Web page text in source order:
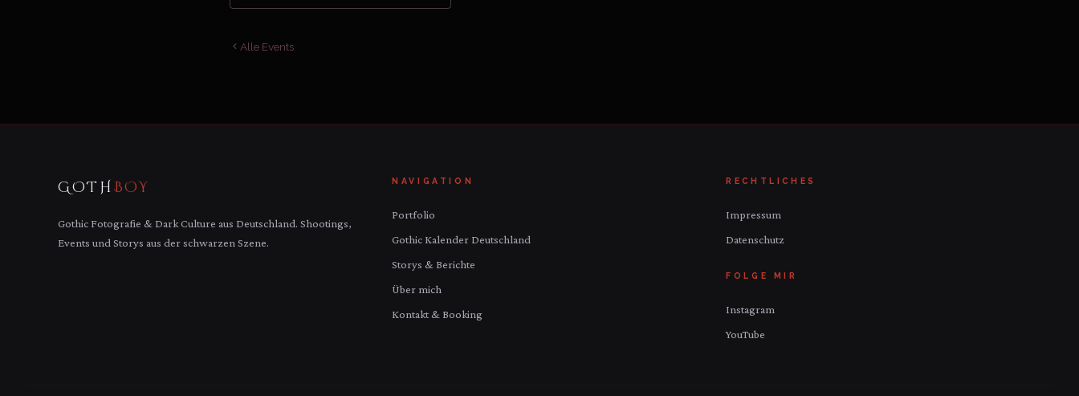
Alle Events
GOTH BOY
Gothic Fotografie & Dark Culture aus Deutschland. Shootings,
Events und Storys aus der schwarzen Szene.
NAVIGATION
Portfolio
Gothic Kalender Deutschland
Storys & Berichte
Über mich
Kontakt & Booking
RECHTLICHES
Impressum
Datenschutz
FOLGE MIR
Instagram
YouTube